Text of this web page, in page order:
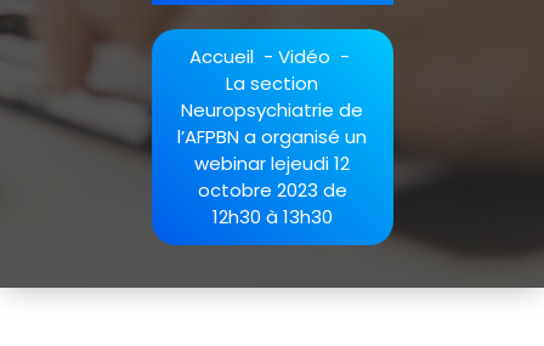
Accueil - Vidéo -
La section
Neuropsychiatrie de
l’AFPBN a organisé un
webinar lejeudi 12
octobre 2023 de
12h30 à 13h30